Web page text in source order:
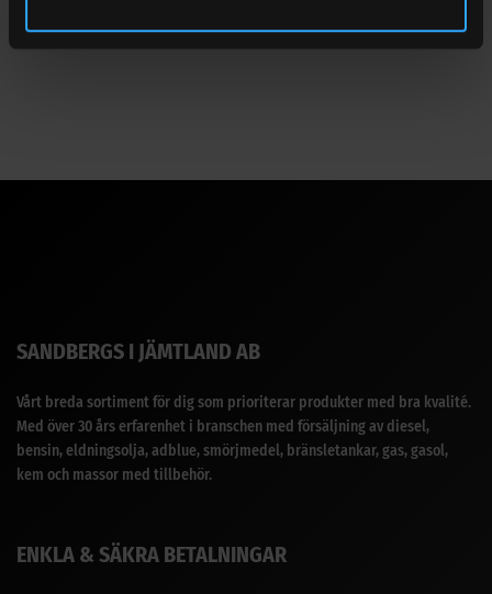
Om du är osäker på anslutning eller utförande, jämför gärna
med din befintliga utrustning innan beställning.
SANDBERGS I JÄMTLAND AB
Vårt breda sortiment för dig som prioriterar produkter med bra kvalité.
Med över 30 års erfarenhet i branschen med försäljning av diesel,
bensin, eldningsolja, adblue, smörjmedel, bränsletankar, gas, gasol,
kem och massor med tillbehör.
ENKLA & SÄKRA BETALNINGAR